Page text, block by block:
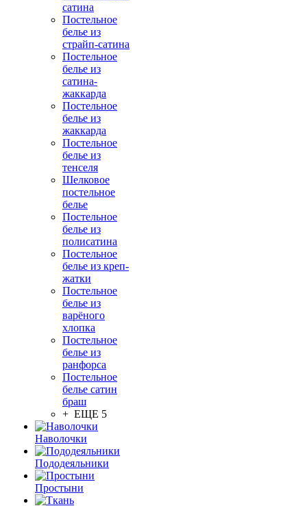
сатина
Постельное
белье из
страйп-сатина
Постельное
белье из
сатина-
жаккарда
Постельное
белье из
жаккарда
Постельное
белье из
тенселя
Шелковое
постельное
белье
Постельное
белье из
полисатина
Постельное
белье из креп-
жатки
Постельное
белье из
варёного
хлопка
Постельное
белье из
ранфорса
Постельное
белье сатин
браш
+ ЕЩЕ 5
Наволочки
Пододеяльники
Простыни